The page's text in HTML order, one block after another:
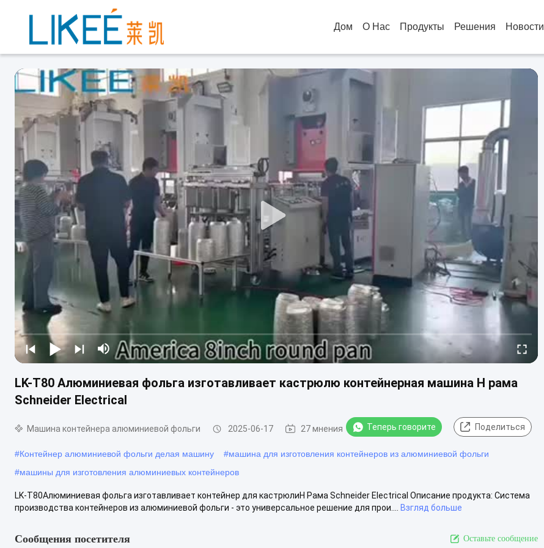
Дом О Нас Продукты Решения Новости
LK-T80 Алюминиевая фольга изготавливает кастрюлю контейнерная машина H рама
Schneider Electrical
Машина контейнера алюминиевой фольги 2025-06-17 27 мнения Теперь говорите Поделиться
#Контейнер алюминиевой фольги делая машину #машина для изготовления контейнеров из алюминиевой фольги
#машины для изготовления алюминиевых контейнеров
LK-T80Алюминиевая фольга изготавливает контейнер для кастрюлиH Рама Schneider Electrical Описание продукта: Система
производства контейнеров из алюминиевой фольги - это универсальное решение для прои....
Взгляд больше
Сообщения посетителя Оставьте сообщение